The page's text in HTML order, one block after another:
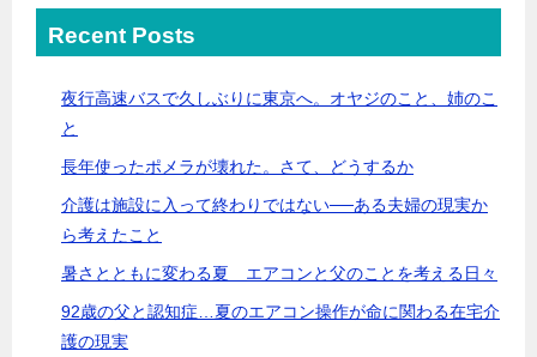
Recent Posts
夜行高速バスで久しぶりに東京へ。オヤジのこと、姉のこ
と
長年使ったポメラが壊れた。さて、どうするか
介護は施設に入って終わりではない──ある夫婦の現実か
ら考えたこと
暑さとともに変わる夏 エアコンと父のことを考える日々
92歳の父と認知症…夏のエアコン操作が命に関わる在宅介
護の現実